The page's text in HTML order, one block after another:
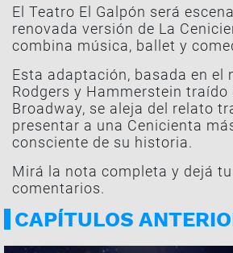
El Teatro El Galpón será
renovada versión de La
combina música, ballet y
Esta adaptación, basada en el
Rodgers y Hammerstein traído
Broadway, se aleja del relato
presentar a una Cenicienta
consciente de su historia.
Mirá la nota completa y dejá
comentarios.
CAPÍTULOS